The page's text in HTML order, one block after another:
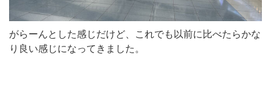
がらーんとした感じだけど、これでも以前に比べたらかな
り良い感じになってきました。